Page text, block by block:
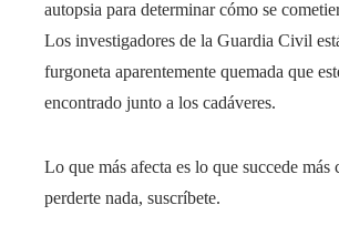
autopsia para determinar cómo se
Los investigadores de la Guardia Civil
furgoneta aparentemente quemada que
encontrado junto a los cadáveres.
Lo que más afecta es lo que succede más
perderte nada, suscríbete.